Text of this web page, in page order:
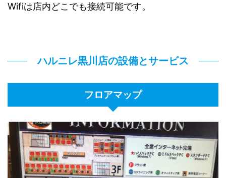
Wifiは店内どこでも接続可能です。
ハルニレ黒川店の設備とサービス
フロアマップ